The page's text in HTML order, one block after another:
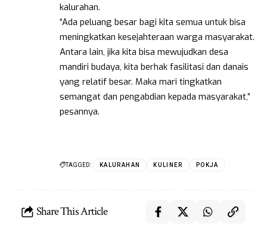
kalurahan.
“Ada peluang besar bagi kita semua untuk bisa
meningkatkan kesejahteraan warga masyarakat.
Antara lain, jika kita bisa mewujudkan desa
mandiri budaya, kita berhak fasilitasi dan danais
yang relatif besar. Maka mari tingkatkan
semangat dan pengabdian kepada masyarakat,”
pesannya.
TAGGED: KALURAHAN KULINER POKJA
Share This Article